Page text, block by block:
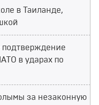
в Таиланде,
в ударах по
за незаконную